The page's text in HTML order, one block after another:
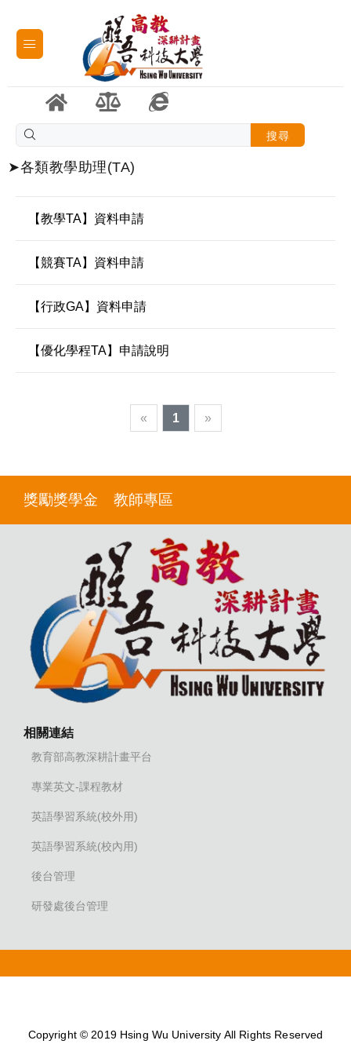
搜尋
➤各類教學助理(TA)
【教學TA】資料申請
【競賽TA】資料申請
【行政GA】資料申請
【優化學程TA】申請說明
« 1 »
獎勵獎學金 教師專區
相關連結
教育部高教深耕計畫平台
專業英文-課程教材
英語學習系統(校外用)
英語學習系統(校內用)
後台管理
研發處後台管理
Copyright © 2019 Hsing Wu University All Rights Reserved